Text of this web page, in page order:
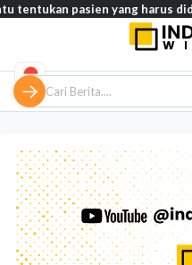
pasien yang harus didahulukan